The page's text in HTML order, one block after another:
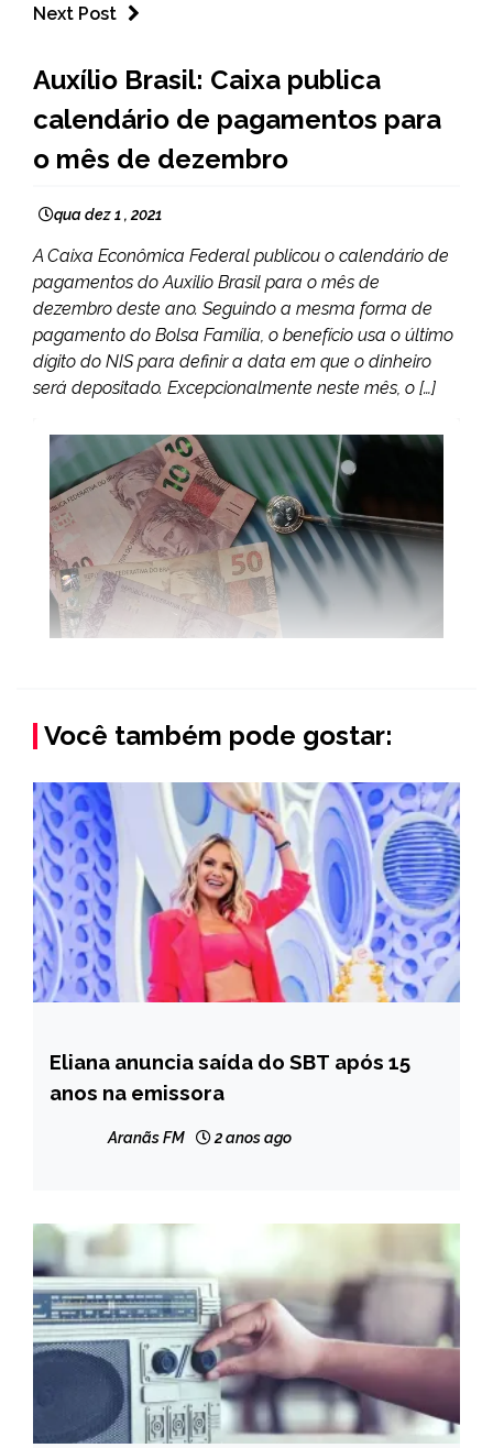
Next Post
NOTÍCIAS
Auxílio Brasil: Caixa publica
calendário de pagamentos para
o mês de dezembro
qua dez 1 , 2021
A Caixa Econômica Federal publicou o calendário de
pagamentos do Auxilio Brasil para o mês de
dezembro deste ano. Seguindo a mesma forma de
pagamento do Bolsa Família, o benefício usa o último
dígito do NIS para definir a data em que o dinheiro
será depositado. Excepcionalmente neste mês, o […]
Você também pode gostar:
ENTRETENIMENTO
Eliana anuncia saída do SBT após 15
anos na emissora
Aranãs FM 2 anos ago